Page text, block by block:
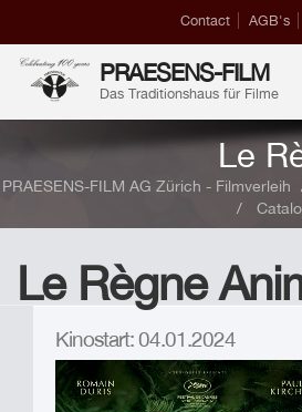
Contact AGB's
PRAESENS-FILM
Das Traditionshaus für Filme
Le
PRAESENS-FILM AG Zürich - Filmverleih
Le Règne
Kinostart: 04.01.2024